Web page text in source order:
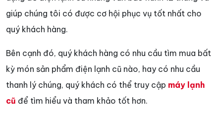
giúp chúng tôi có được cơ hội phục vụ tốt nhất cho
quý khách hàng.
Bên cạnh đó, quý khách hàng có nhu cầu tìm mua bất
kỳ món sản phẩm điện lạnh cũ nào, hay có nhu cầu
thanh lý chúng, quý khách có thể truy cập máy lạnh
cũ để tìm hiểu và tham khảo tốt hơn.